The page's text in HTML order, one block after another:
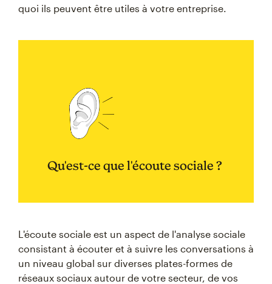
quoi ils peuvent être utiles à votre entreprise.
Qu'est-ce que l'écoute sociale ?
L'écoute sociale est un aspect de l'analyse sociale
consistant à écouter et à suivre les conversations à
un niveau global sur diverses plates-formes de
réseaux sociaux autour de votre secteur, de vos